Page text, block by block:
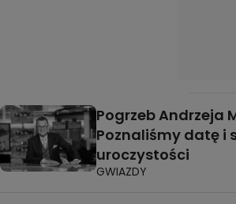
Pogrzeb Andrzeja
Poznaliśmy datę i
uroczystości
GWIAZDY